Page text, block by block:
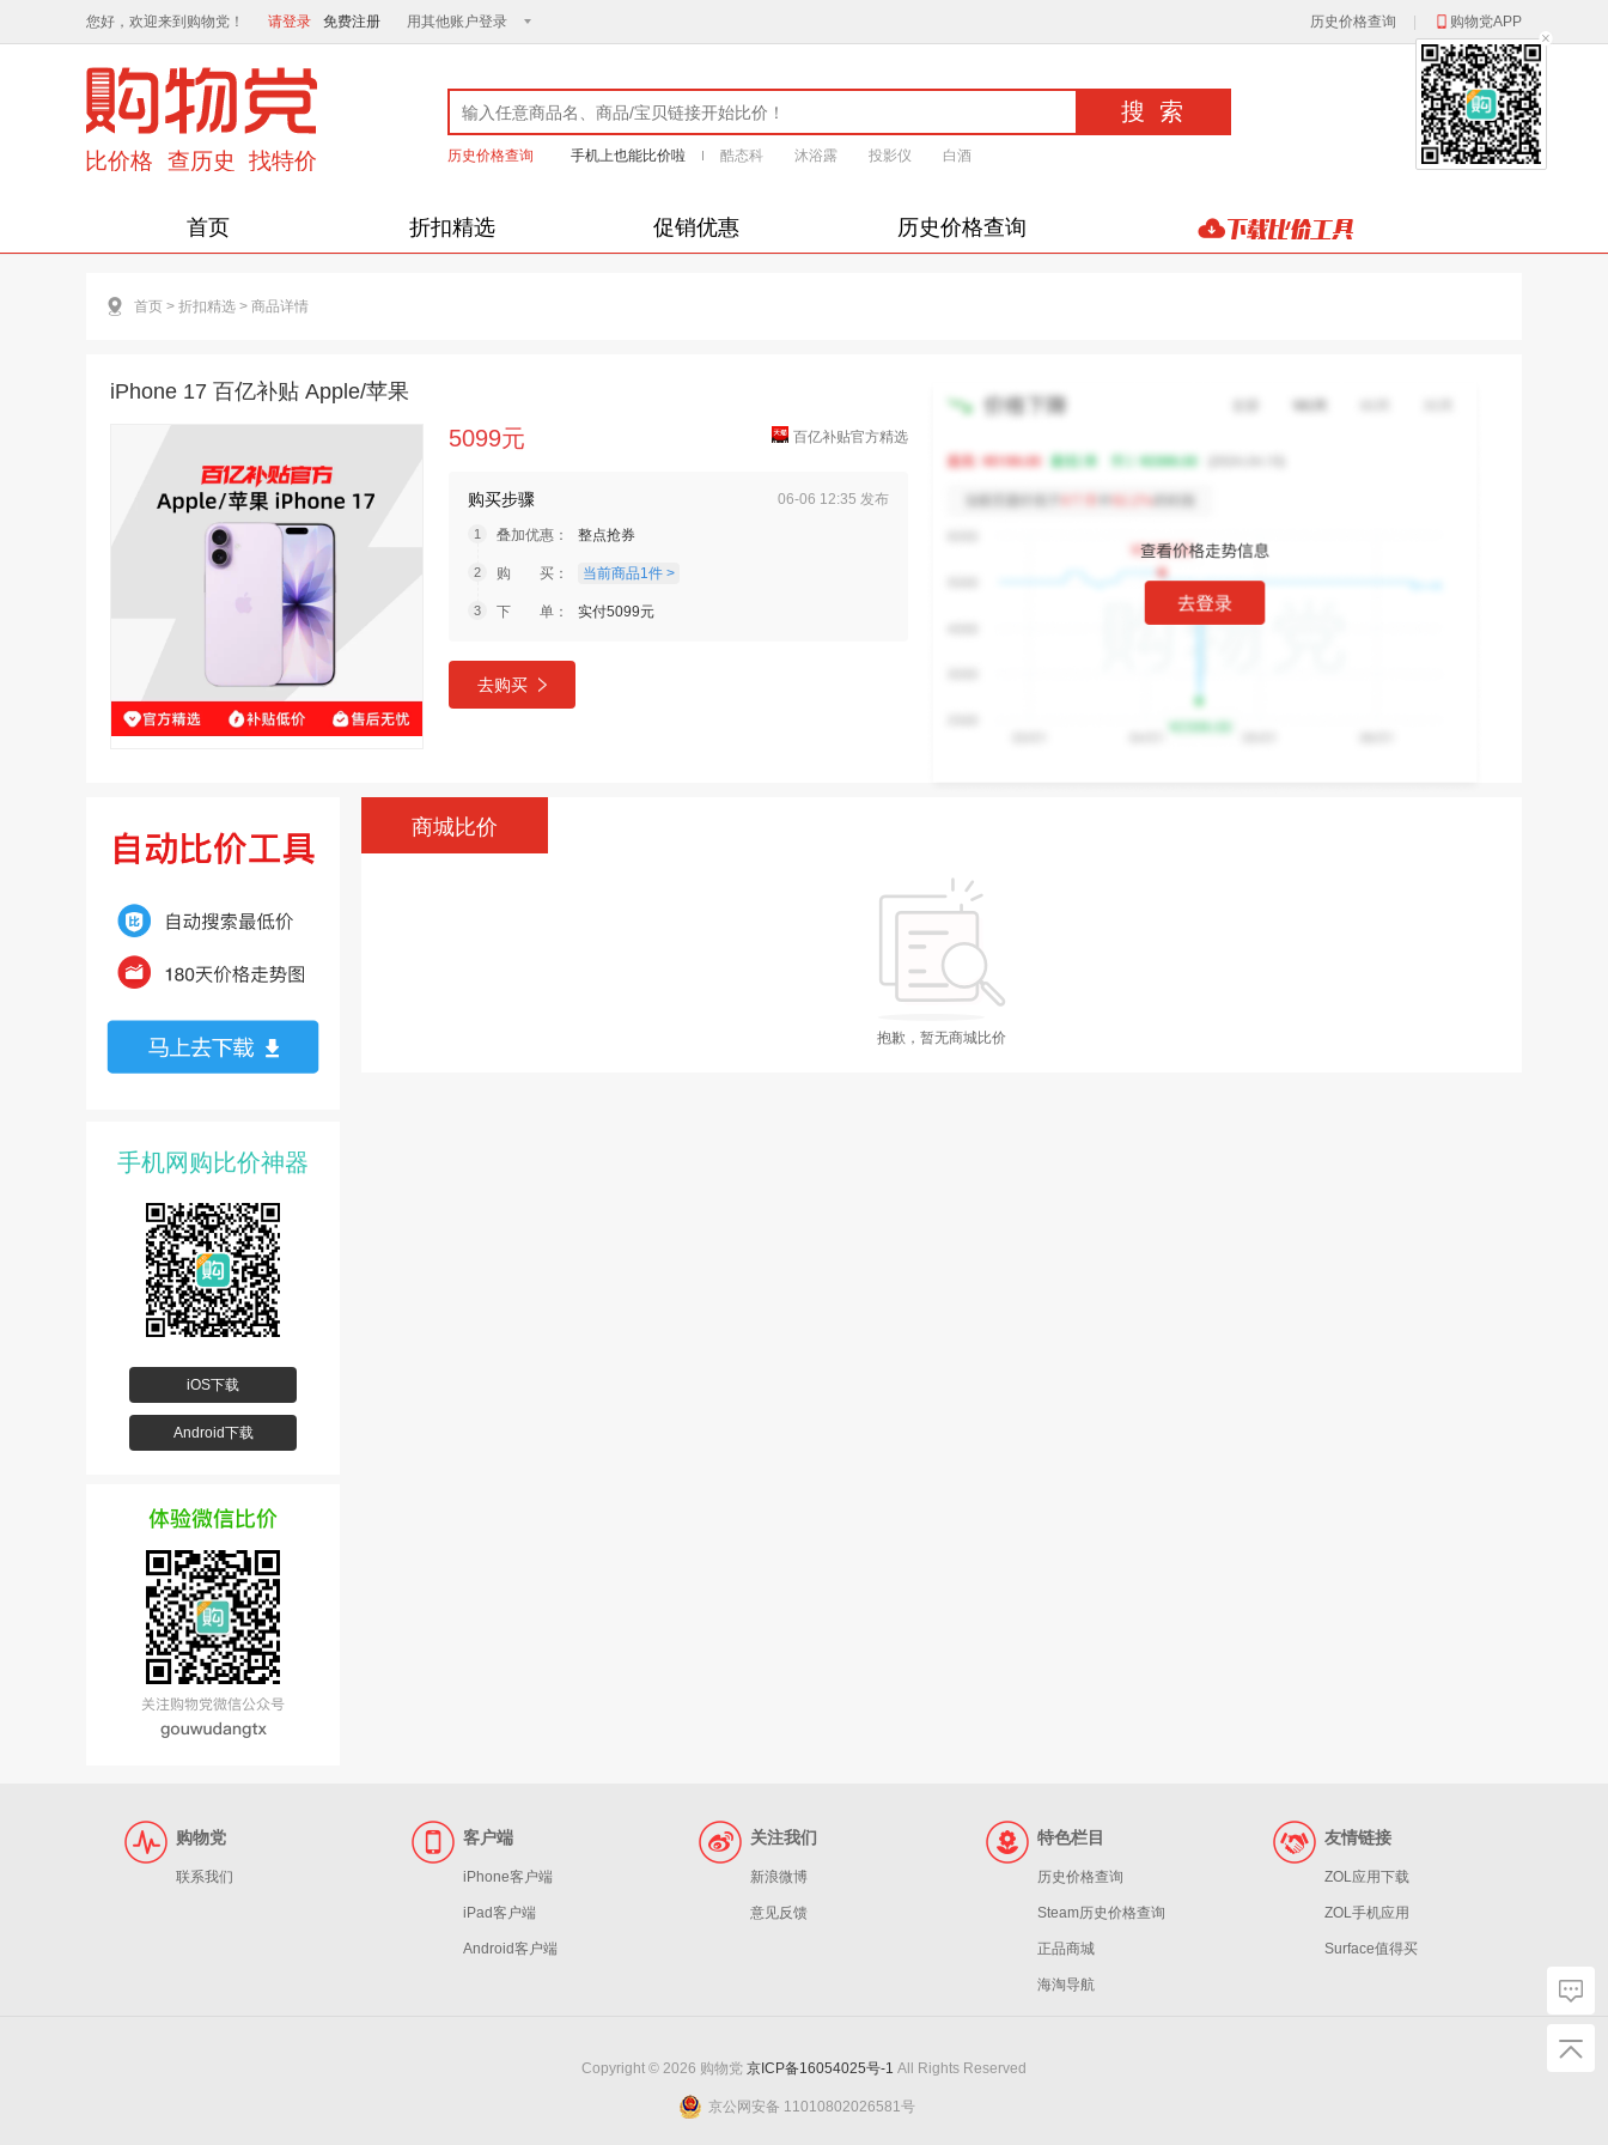
您好，欢迎来到购物党！ 请登录 免费注册 用其他账户登录 历史价格查询 购物党APP
历史价格查询 手机上也能比价啦 酷态科 沐浴露 投影仪 白酒
首页 折扣精选 促销优惠 历史价格查询
首页 > 折扣精选 > 商品详情
iPhone 17 百亿补贴 Apple/苹果
5099元 百亿补贴官方精选
购买步骤 06-06 12:35 发布
叠加优惠： 整点抢券
购 买： 当前商品1件 >
下 单： 实付5099元
去购买
手机网购比价神器
iOS下载
Android下载
商城比价
抱歉，暂无商城比价
购物党
联系我们
客户端
iPhone客户端
iPad客户端
Android客户端
关注我们
新浪微博
意见反馈
特色栏目
历史价格查询
Steam历史价格查询
正品商城
海淘导航
友情链接
ZOL应用下载
ZOL手机应用
Surface值得买
Copyright © 2026 购物党 京ICP备16054025号-1 All Rights Reserved
京公网安备 11010802026581号